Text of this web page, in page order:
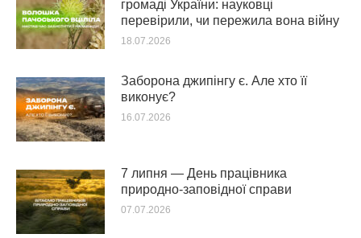
громаді України: науковці
перевірили, чи пережила вона війну
18.07.2026
Заборона джипінгу є. Але хто її
виконує?
16.07.2026
7 липня — День працівника
природно-заповідної справи
07.07.2026